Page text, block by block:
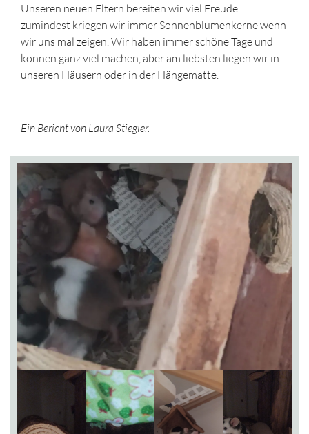
Unseren neuen Eltern bereiten wir viel Freude
zumindest kriegen wir immer Sonnenblumenkerne wenn
wir uns mal zeigen. Wir haben immer schöne Tage und
können ganz viel machen, aber am liebsten liegen wir in
unseren Häusern oder in der Hängematte.
Ein Bericht von Laura Stiegler.